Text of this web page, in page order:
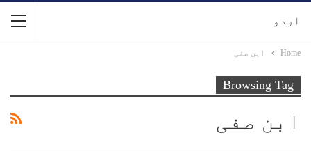
اردو
Home ابن صفی
Browsing Tag
ابن صفی